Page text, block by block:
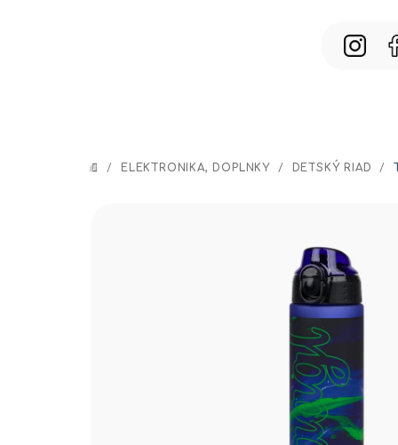
DOMOV
/ ELEKTRONIKA, DOPLNKY / DETSKÝ RIAD /